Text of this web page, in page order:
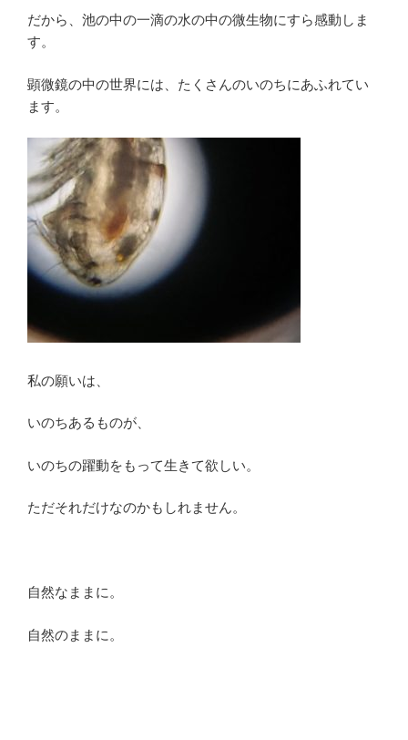
だから、池の中の一滴の水の中の微生物にすら感動しま
す。
顕微鏡の中の世界には、たくさんのいのちにあふれてい
ます。
私の願いは、
いのちあるものが、
いのちの躍動をもって生きて欲しい。
ただそれだけなのかもしれません。
自然なままに。
自然のままに。